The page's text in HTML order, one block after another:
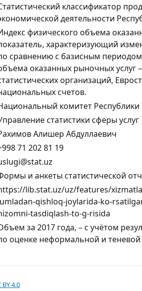
классификатор
деятельности
физического объема
характеризующий
сравнению с базисным
оказанных рыночных услуг
организаций,
счетов.
комитет Республики
статистики сферы услуг
Алишер Абдуллаевич
71 202 81 19
и анкеты статистической
lib.stat.uz/uz/features/
qishloq-joylarida-ko-
tasdiqlash-to-g-risida
за 2017 года, – с учётом
оценке неформальной и
BY 4.0